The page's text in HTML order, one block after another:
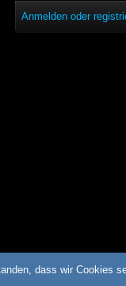
Anmelden oder
dass wir Cookies